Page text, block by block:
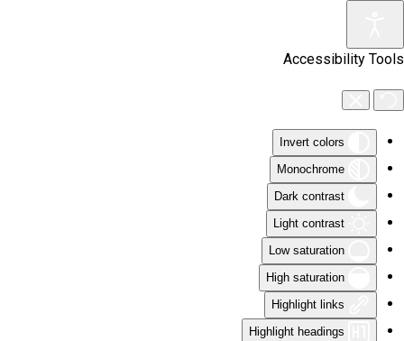
Accessibility Tools
Invert colors
Monochrome
Dark contrast
Light contrast
Low saturation
High saturation
Highlight links
Highlight headings
Skip to main content